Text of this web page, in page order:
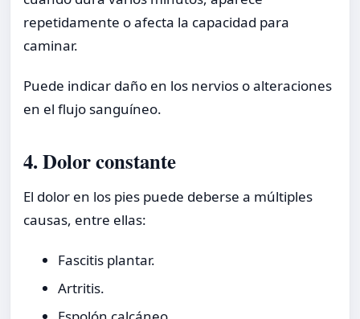
repetidamente o afecta la capacidad para
caminar.
Puede indicar daño en los nervios o alteraciones
en el flujo sanguíneo.
4. Dolor constante
El dolor en los pies puede deberse a múltiples
causas, entre ellas:
Fascitis plantar.
Artritis.